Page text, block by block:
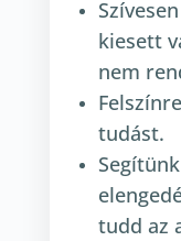
kiesett
nem
tudást.
tudd az